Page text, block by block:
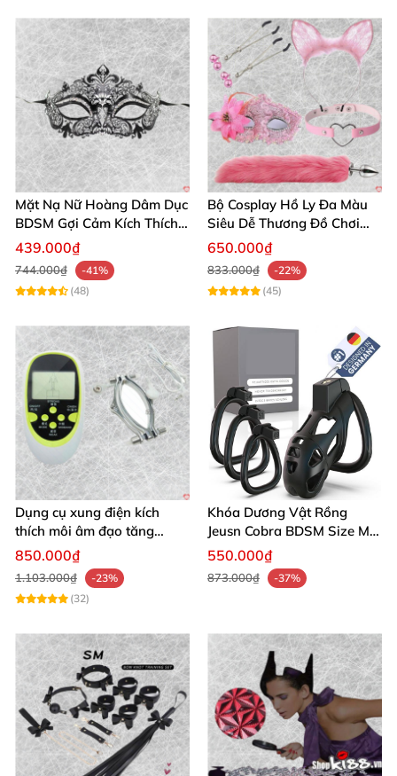
Mặt Nạ Nữ Hoàng Dâm Dục
BDSM Gợi Cảm Kích Thích
Đam Mê Cuộc Yêu
439.000₫
744.000₫
-41%
(48)
Bộ Cosplay Hồ Ly Đa Màu
Siêu Dễ Thương Đồ Chơi
BDSM Hot
650.000₫
833.000₫
-22%
(45)
Dụng cụ xung điện kích
thích môi âm đạo tăng
khoái cảm an toàn
850.000₫
1.103.000₫
-23%
(32)
Khóa Dương Vật Rồng
Jeusn Cobra BDSM Size M
Cao Cấp
550.000₫
873.000₫ -37%